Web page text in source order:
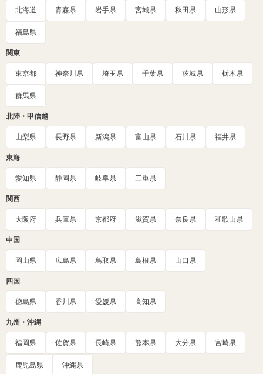
北海道 青森県 岩手県 宮城県 秋田県 山形県
福島県
関東
東京都 神奈川県 埼玉県 千葉県 茨城県 栃木県
群馬県
北陸・甲信越
山梨県 長野県 新潟県 富山県 石川県 福井県
東海
愛知県 静岡県 岐阜県 三重県
関西
大阪府 兵庫県 京都府 滋賀県 奈良県 和歌山県
中国
岡山県 広島県 鳥取県 島根県 山口県
四国
徳島県 香川県 愛媛県 高知県
九州・沖縄
福岡県 佐賀県 長崎県 熊本県 大分県 宮崎県
鹿児島県 沖縄県